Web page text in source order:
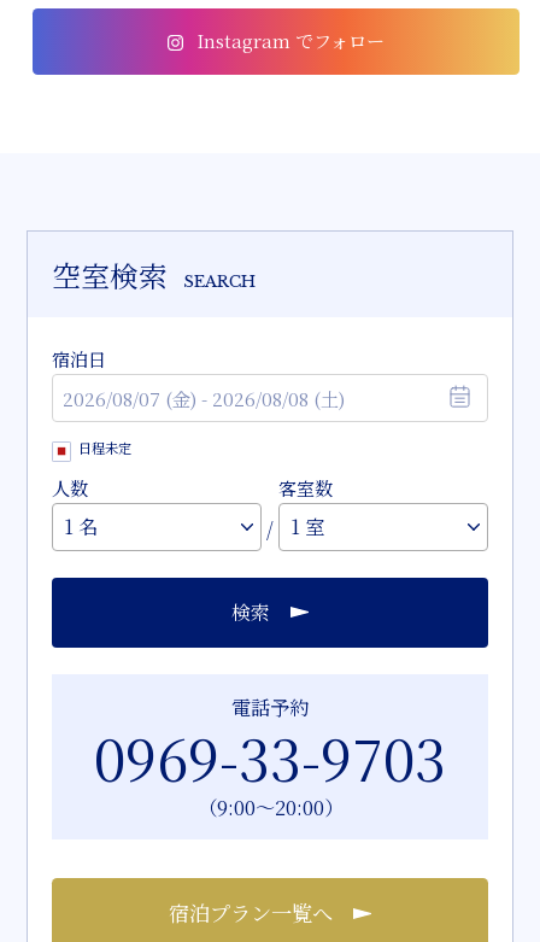
Instagram でフォロー
空室検索 SEARCH
宿泊日
日程未定
人数
/
客室数
検索
電話予約
0969-33-9703
（9:00～20:00）
宿泊プラン一覧へ